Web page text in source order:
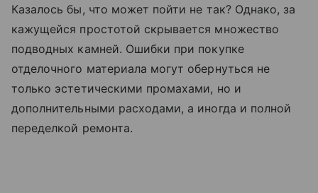
Казалось бы, что может пойти не так? Однако, за
кажущейся простотой скрывается множество
подводных камней. Ошибки при покупке
отделочного материала могут обернуться не
только эстетическими промахами, но и
дополнительными расходами, а иногда и полной
переделкой ремонта.